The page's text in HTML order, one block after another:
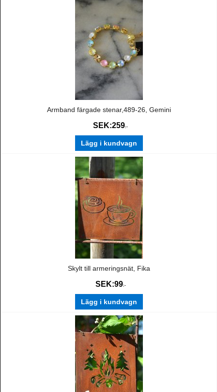
Armband färgade stenar,489-26, Gemini
SEK:259:-
Lägg i kundvagn
Skylt till armeringsnät, Fika
SEK:99:-
Lägg i kundvagn